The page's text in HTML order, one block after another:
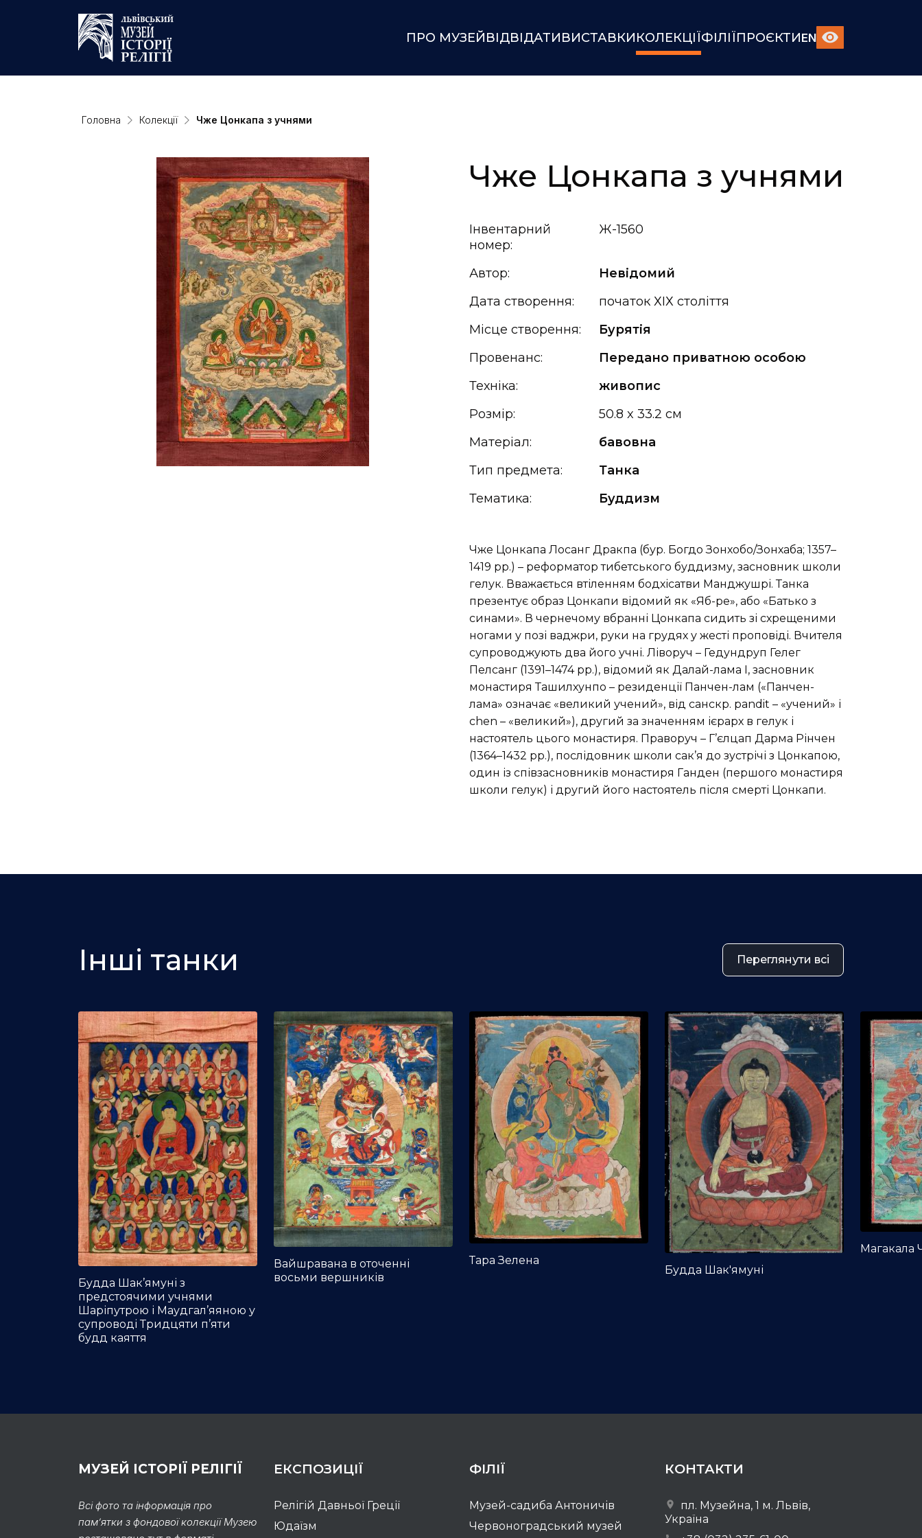
ПРО МУЗЕЙВІДВІДАТИВИСТАВКИКОЛЕКЦІЇФІЛІЇПРОЄКТИEN
Головна Колекції Чже Цонкапа з учнями
Чже Цонкапа з учнями
Інвентарний
номер:
Ж-1560
Автор:
Невідомий
Дата створення:
початок ХІХ століття
Місце створення:
Бурятія
Провенанс:
Передано приватною особою
Техніка:
живопис
Розмір:
50.8 x 33.2 см
Матеріал:
бавовна
Тип предмета:
Танка
Тематика:
Буддизм
Чже Цонкапа Лосанг Дракпа (бур. Богдо Зонхобо/Зонхаба; 1357–
1419 рр.) – реформатор тибетського буддизму, засновник школи
гелук. Вважається втіленням бодхісатви Манджушрі. Танка
презентує образ Цонкапи відомий як «Яб-ре», або «Батько з
синами». В чернечому вбранні Цонкапа сидить зі схрещеними
ногами у позі ваджри, руки на грудях у жесті проповіді. Вчителя
супроводжують два його учні. Ліворуч – Гедундруп Гелег
Пелсанг (1391–1474 рр.), відомий як Далай-лама I, засновник
монастиря Ташилхунпо – резиденції Панчен-лам («Панчен-
лама» означає «великий учений», від санскр. pandit – «учений» і
chen – «великий»), другий за значенням ієрарх в гелук і
настоятель цього монастиря. Праворуч – Г’єлцап Дарма Рінчен
(1364–1432 рр.), послідовник школи сак’я до зустрічі з Цонкапою,
один із співзасновників монастиря Ганден (першого монастиря
школи гелук) і другий його настоятель після смерті Цонкапи.
Інші танки Переглянути всі
Будда Шак’ямуні з
предстоячими учнями
Шаріпутрою і Маудгал’яяною у
супроводі Тридцяти п’яти
будд каяття
Вайшравана в оточенні
восьми вершників
Тара Зелена
Будда Шак'ямуні
Магакала
МУЗЕЙ ІСТОРІЇ РЕЛІГІЇ
Всі фото та інформація про
пам’ятки з фондової колекції Музею
ЕКСПОЗИЦІЇ
Релігій Давньої Греції
Юдаїзм
ФІЛІЇ
Музей-садиба Антоничів
Червоноградський музей
КОНТАКТИ
пл. Музейна, 1 м. Львів,
Україна